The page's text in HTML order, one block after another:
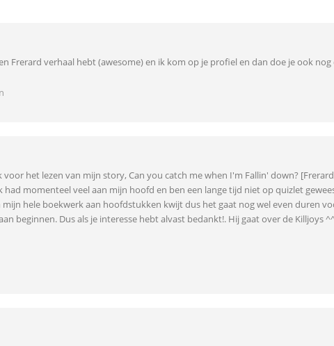
Frerard verhaal hebt (awesome) en ik kom op je profiel en dan doe je ook
voor het lezen van mijn story, Can you catch me when I'm Fallin' down?
had momenteel veel aan mijn hoofd en ben een lange tijd niet op quizlet
mijn hele boekwerk aan hoofdstukken kwijt dus het gaat nog wel even duren
beginnen. Dus als je interesse hebt alvast bedankt!. Hij gaat over de Killjoys